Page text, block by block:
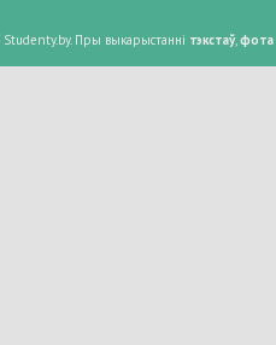
Пры выкарыстанні тэкстаў,фота